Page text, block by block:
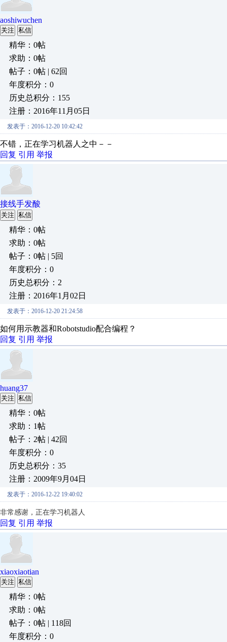
aoshiwuchen
关注 私信
精华：0帖
求助：0帖
帖子：0帖 | 62回
年度积分：0
历史总积分：155
注册：2016年11月05日
发表于：2016-12-20 10:42:42
不错，正在学习机器人之中－－
回复 引用 举报
接线手发酸
关注 私信
精华：0帖
求助：0帖
帖子：0帖 | 5回
年度积分：0
历史总积分：2
注册：2016年1月02日
发表于：2016-12-20 21:24:58
如何用示教器和Robotstudio配合编程？
回复 引用 举报
huang37
关注 私信
精华：0帖
求助：1帖
帖子：2帖 | 42回
年度积分：0
历史总积分：35
注册：2009年9月04日
发表于：2016-12-22 19:40:02
非常感谢，正在学习机器人
回复 引用 举报
xiaoxiaotian
关注 私信
精华：0帖
求助：0帖
帖子：0帖 | 118回
年度积分：0